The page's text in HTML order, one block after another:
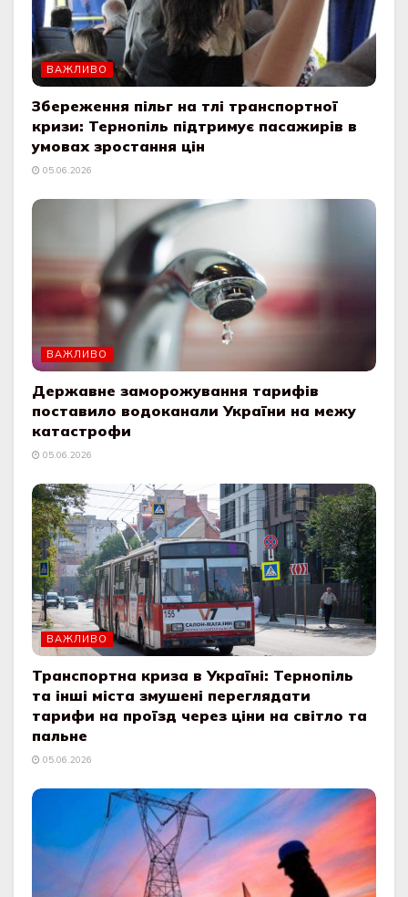
ВАЖЛИВО
Збереження пільг на тлі транспортної
кризи: Тернопіль підтримує пасажирів в
умовах зростання цін
05.06.2026
ВАЖЛИВО
Державне заморожування тарифів
поставило водоканали України на межу
катастрофи
05.06.2026
ВАЖЛИВО
Транспортна криза в Україні: Тернопіль
та інші міста змушені переглядати
тарифи на проїзд через ціни на світло та
пальне
05.06.2026